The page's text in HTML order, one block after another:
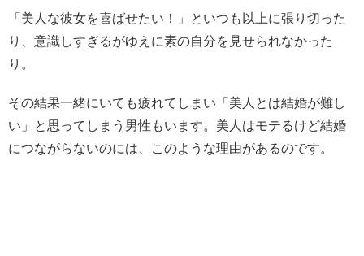
「美人な彼女を喜ばせたい！」といつも以上に張り切った
り、意識しすぎるがゆえに素の自分を見せられなかった
り。
その結果一緒にいても疲れてしまい「美人とは結婚が難し
い」と思ってしまう男性もいます。美人はモテるけど結婚
につながらないのには、このような理由があるのです。